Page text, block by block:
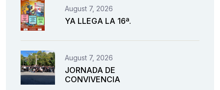
August 7, 2026
YA LLEGA LA 16ª.
August 7, 2026
JORNADA DE
CONVIVENCIA